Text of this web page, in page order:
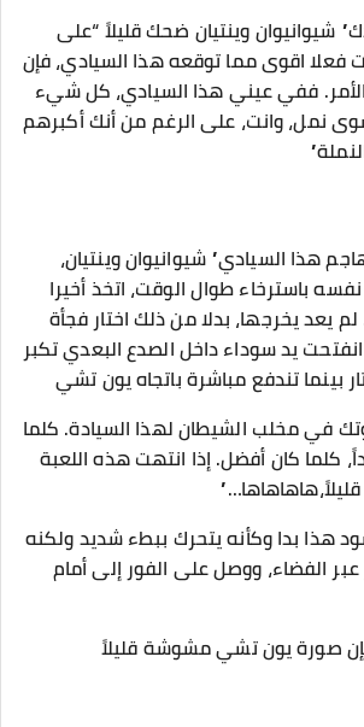
شيوانيوان وينتيان ضحك قليلاً “على
فعلا اقوى مما توقعه هذا السيادي، فإن
ففي عيني هذا السيادي، كل شيء
نمل، وانت، على الرغم من أنك أكبرهم
هذا السيادي” شيوانيوان وينتيان،
باسترخاء طوال الوقت، اتخذ أخيرا
يعد يخرجها، بدلا من ذلك اختار فجأة
يد سوداء داخل الصدع البعدي تكبر
بينما تندفع مباشرة باتجاه يون تشي
في مخلب الشيطان لهذا السيادة. كلما
كلما كان أفضل. إذا انتهت هذه اللعبة
هذا بدا وكأنه يتحرك ببطء شديد ولكنه
الفضاء، ووصل على الفور إلى أمام
صورة يون تشي مشوشة قليلاً